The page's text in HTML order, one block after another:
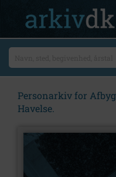
Personarkiv for
Havelse.